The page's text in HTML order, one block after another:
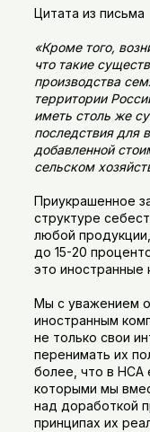
Цитата из письма
«Кроме того,
что такие
производства
территории
иметь столь же
последствия для
добавленной
сельском
Приукрашенное
структуре
любой
до 15-20
это иностранные
Мы с уважением
иностранным
не только свои
перенимать их
более, что в НСА
которыми мы
над доработкой
принципах их